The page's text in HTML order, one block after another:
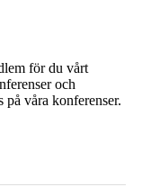
för du vårt
och
på våra konferenser.